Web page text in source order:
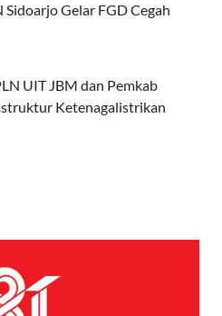
Gelar FGD Cegah
UIT JBM dan Pemkab
Ketenagalistrikan